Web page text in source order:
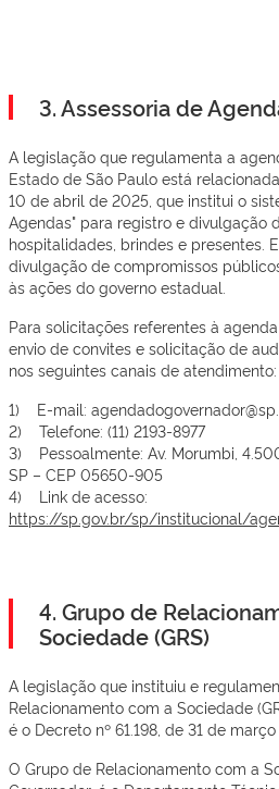
3. Assessoria de
A legislação que regulamenta a
Estado de São Paulo está
10 de abril de 2025, que institui o
Agendas" para registro e divulgação
hospitalidades, brindes e presentes.
divulgação de compromissos
às ações do governo estadual.
Para solicitações referentes à
envio de convites e solicitação de
nos seguintes canais de atendimento:
1) E-mail:
2) Telefone: (11) 2193-8977
3) Pessoalmente: Av. Morumbi,
SP – CEP 05650-905
4) Link de acesso:
https://sp.gov.br/sp/institucional/
4. Grupo de
Sociedade (GRS)
A legislação que instituiu e
Relacionamento com a Sociedade
é o Decreto nº 61.198, de 31 de março
O Grupo de Relacionamento com a